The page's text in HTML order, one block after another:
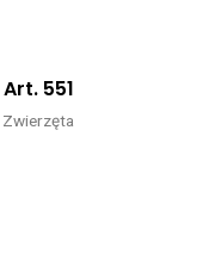
Art. 551
Zwierzęta